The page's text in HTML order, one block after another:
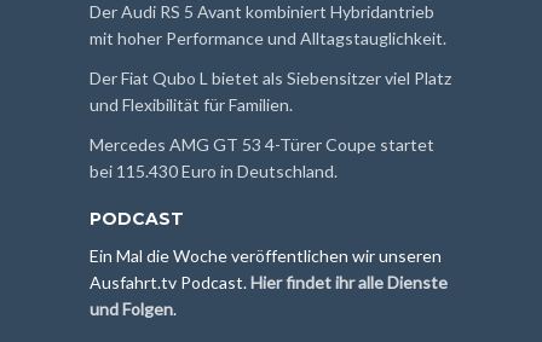
Der Audi RS 5 Avant kombiniert Hybridantrieb
mit hoher Performance und Alltagstauglichkeit.
Der Fiat Qubo L bietet als Siebensitzer viel Platz
und Flexibilität für Familien.
Mercedes AMG GT 53 4-Türer Coupe startet
bei 115.430 Euro in Deutschland.
PODCAST
Ein Mal die Woche veröffentlichen wir unseren
Ausfahrt.tv Podcast.Hier findet ihr alle Dienste
und Folgen.